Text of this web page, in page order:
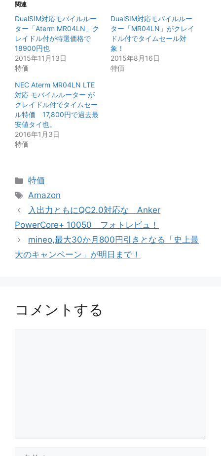
関連
DualSIM対応モバイルルー
ター「Aterm MR04LN」ク
レイドル付が特選価格で
18900円也
2015年11月13日
特価
DualSIM対応モバイルルー
ター「MR04LN」がクレイ
ドル付でタイムセール対
象！
2015年8月16日
特価
NEC Aterm MR04LN LTE
対応 モバイルルーター が
クレイドル付でタイムセー
ル特価 17,800円で過去最
安値タイ也。
2016年1月3日
特価
カ
テ
リ
ー
特価
タ
グ
Amazon
入出力ともにQC2.0対応な Anker
PowerCore+ 10050 フォトレビュ！
mineo,最大30か月800円引きとなる「史上最
大のキャンペーン」が明日まで！
コメントする